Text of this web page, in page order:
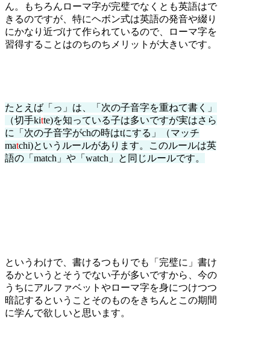
ん。もちろんローマ字が完璧でなくとも英語はで
きるのですが、特にヘボン式は英語の発音や綴り
にかなり近づけて作られているので、ローマ字を
習得することはのちのちメリットが大きいです。
たとえば「っ」は、「次の子音字を重ねて書く」
（切手kitte)を知っている子は多いですが実はさら
に「次の子音字がchの時はtにする」（マッチ
matchi)というルールがあります。このルールは英
語の「match」や「watch」と同じルールです。
というわけで、書けるつもりでも「完璧に」書け
るかというとそうでない子が多いですから、今の
うちにアルファベットやローマ字を身につけつつ
暗記するということそのものをきちんとこの期間
に学んで欲しいと思います。